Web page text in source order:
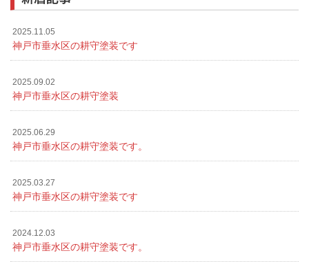
2025.11.05
神戸市垂水区の耕守塗装です
2025.09.02
神戸市垂水区の耕守塗装
2025.06.29
神戸市垂水区の耕守塗装です。
2025.03.27
神戸市垂水区の耕守塗装です
2024.12.03
神戸市垂水区の耕守塗装です。